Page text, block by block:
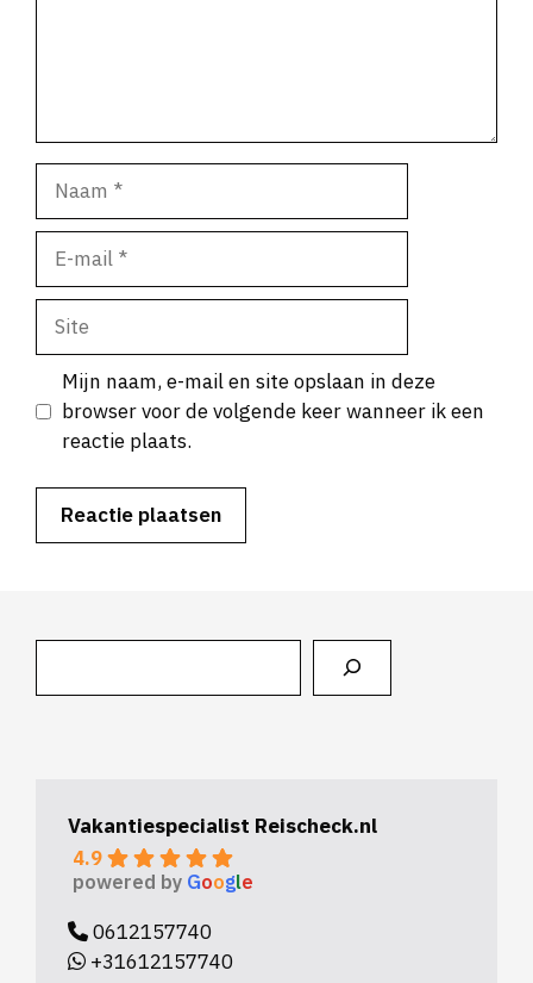
mail
Site
Mijn naam, e-mail en site opslaan in deze
browser voor de volgende keer wanneer ik een
reactie plaats.
Vakantiespecialist Reischeck.nl
4.9
powered by Google
0612157740
+31612157740